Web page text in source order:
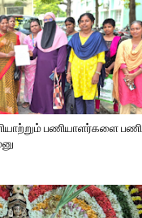
பணியாளர்களை பணி